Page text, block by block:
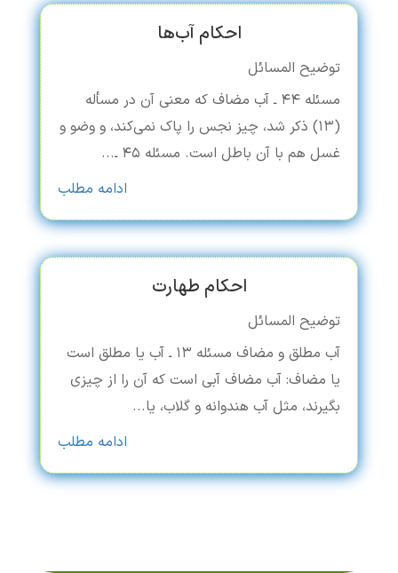
احکام آب‌ها
توضیح المسائل
مسئله ۴۴ ـ آب مضاف که معنی آن در مسأله
(۱۳) ذکر شد، چیز نجس را پاک نمی‌کند، و وضو و
غسل هم با آن باطل است. مسئله ۴۵ ـ...
ادامه مطلب
احکام طهارت
توضیح المسائل
آب مطلق و مضاف مسئله ۱۳ ـ آب یا مطلق است
یا مضاف: آب مضاف آبی است که آن را از چیزی
بگیرند، مثل آب هندوانه و گلاب، یا...
ادامه مطلب